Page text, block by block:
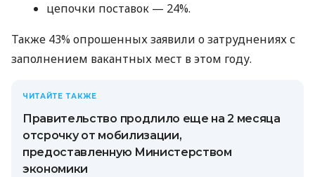
цепочки поставок — 24%.
Также 43% опрошенных заявили о затруднениях с
заполнением вакантных мест в этом году.
ЧИТАЙТЕ ТАКЖЕ
Правительство продлило еще на 2 месяца
отсрочку от мобилизации,
предоставленную Министерством
экономики